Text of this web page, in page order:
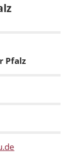
Pfalz